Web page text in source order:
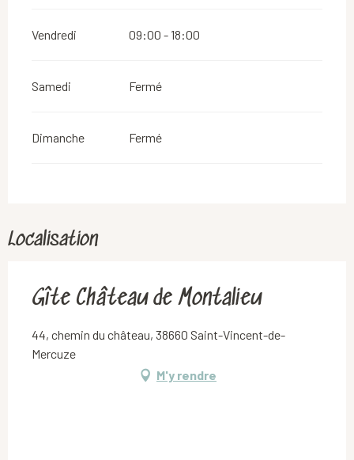
Vendredi 09:00 - 18:00
Samedi Fermé
Dimanche Fermé
Localisation
Gîte Château de Montalieu
44, chemin du château, 38660 Saint-Vincent-de-
Mercuze
M'y rendre